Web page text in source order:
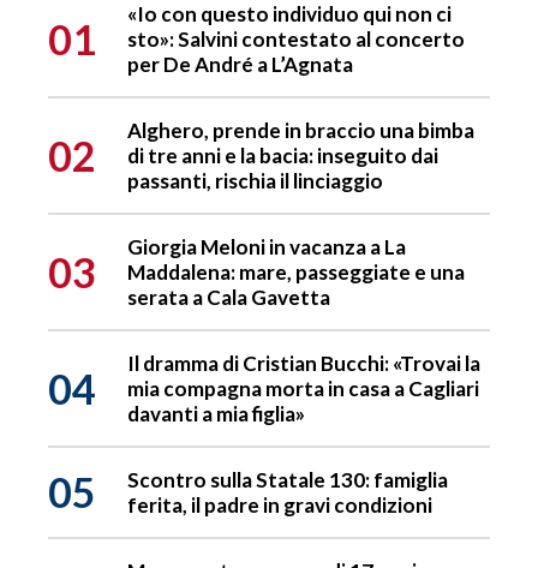
01
«Io con questo individuo qui non ci
sto»: Salvini contestato al concerto
per De André a L’Agnata
02
Alghero, prende in braccio una bimba
di tre anni e la bacia: inseguito dai
passanti, rischia il linciaggio
03
Giorgia Meloni in vacanza a La
Maddalena: mare, passeggiate e una
serata a Cala Gavetta
04
Il dramma di Cristian Bucchi: «Trovai la
mia compagna morta in casa a Cagliari
davanti a mia figlia»
05
Scontro sulla Statale 130: famiglia
ferita, il padre in gravi condizioni